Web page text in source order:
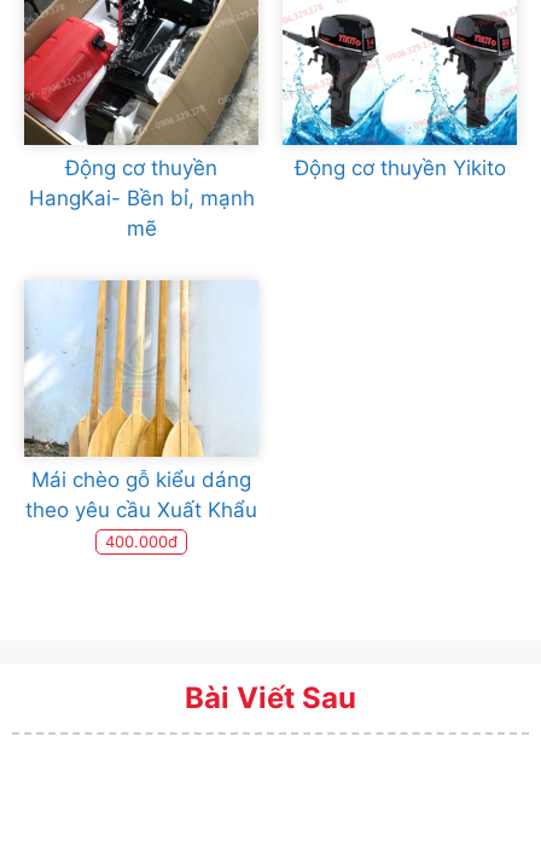
Động cơ thuyền
HangKai- Bền bỉ, mạnh
mẽ
Động cơ thuyền Yikito
Mái chèo gỗ kiểu dáng
theo yêu cầu Xuất Khẩu
400.000đ
Bài Viết Sau